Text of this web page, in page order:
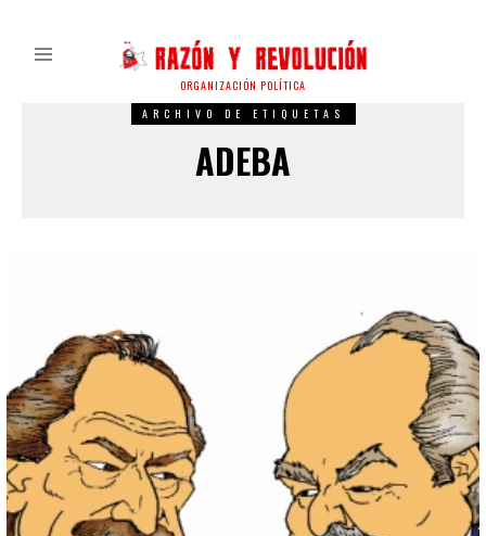
ORGANIZACIÓN POLÍTICA
ARCHIVO DE ETIQUETAS
ADEBA